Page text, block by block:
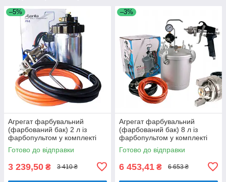
–5%
Агрегат фарбувальний
(фарбований бак) 2 л із
фарбопультом у комплекті
AUARITA PT-2-2.0
Готово до відправки
3 239,50 ₴ 3 410 ₴
–3%
Агрегат фарбувальний
(фарбований бак) 8 л із
фарбопультом у комплекті
AUARITA PT-8-2.0
Готово до відправки
6 453,41 ₴ 6 653 ₴